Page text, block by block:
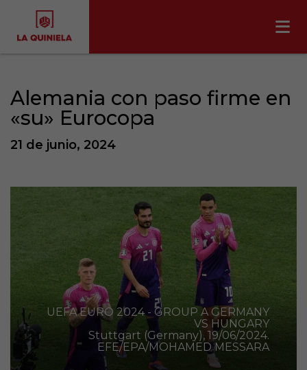
Alemania con paso firme en
«su» Eurocopa
21 de junio, 2024
UEFA EURO 2024 - GROUP A GERMANY
VS HUNGARY
Stuttgart (Germany), 19/06/2024.
EFE/EPA/MOHAMED MESSARA